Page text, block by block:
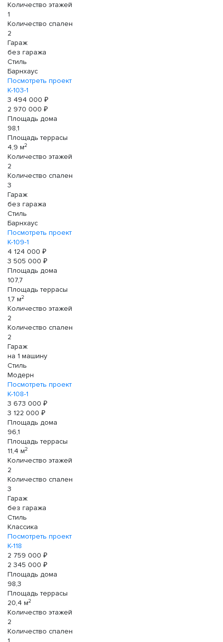
Количество этажей
1
Количество спален
2
Гараж
без гаража
Стиль
Барнхаус
Посмотреть проект
К-103-1
3 494 000 ₽
2 970 000 ₽
Площадь дома
98,1
Площадь террасы
4,9 м2
Количество этажей
2
Количество спален
3
Гараж
без гаража
Стиль
Барнхаус
Посмотреть проект
К-109-1
4 124 000 ₽
3 505 000 ₽
Площадь дома
107,7
Площадь террасы
1,7 м2
Количество этажей
2
Количество спален
2
Гараж
на 1 машину
Стиль
Модерн
Посмотреть проект
К-108-1
3 673 000 ₽
3 122 000 ₽
Площадь дома
96,1
Площадь террасы
11,4 м2
Количество этажей
2
Количество спален
3
Гараж
без гаража
Стиль
Классика
Посмотреть проект
К-118
2 759 000 ₽
2 345 000 ₽
Площадь дома
98,3
Площадь террасы
20,4 м2
Количество этажей
2
Количество спален